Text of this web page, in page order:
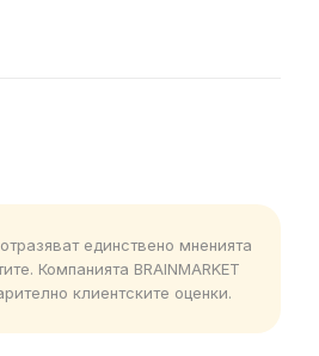
единствено мненията
Компанията BRAINMARKET
клиентските оценки.